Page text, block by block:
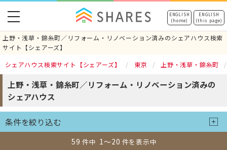
ENGLISH
(home)
ENGLISH
(this page)
上野・浅草・錦糸町／リフォーム・リノベーション済みのシェアハウス検索
サイト【シェアーズ】
toggle
navigation
シェアハウス検索サイト【シェアーズ】 東京 上野・浅草・錦糸町
上野・浅草・錦糸町／リフォーム・リノベーション済みの
シェアハウス
条件を絞り込む
59 件中 1～20 件を表示中